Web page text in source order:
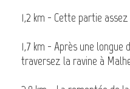
1,2 km - Cette partie
1,7 km - Après une
traversez la ravine à